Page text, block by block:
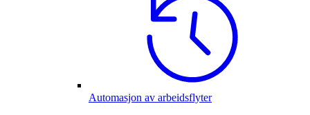
Automasjon av arbeidsflyter